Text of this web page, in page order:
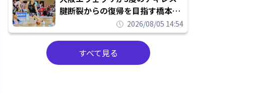
腱断裂からの復帰を目指す橋本拓
哉と契約を締結「もう一度コート
に立ちたい」
2026/08/05 14:54
すべて見る